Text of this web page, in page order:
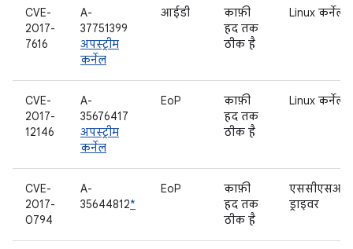
CVE-
2017-
7616
A-
37751399
अपस्ट्रीम
कर्नेल
आईडी
काफ़ी
हद तक
ठीक है
Linux कर्नेल
CVE-
2017-
12146
A-
35676417
अपस्ट्रीम
कर्नेल
EoP
काफ़ी
हद तक
ठीक है
Linux कर्नेल
CVE-
2017-
0794
A-
35644812*
EoP
काफ़ी
हद तक
ठीक है
एससीएसआई
ड्राइवर